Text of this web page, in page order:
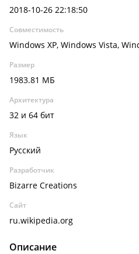
2018-10-26 22:18:50
Совместимость
Windows XP, Windows Vista,
Размер
1983.81 МБ
Архитектура
32 и 64 бит
Язык
Русский
Разработчик
Bizarre Creations
Сайт
ru.wikipedia.org
Описание